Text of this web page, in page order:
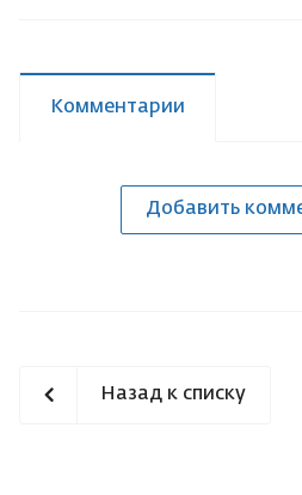
Комментарии
Добавить
Назад к списку